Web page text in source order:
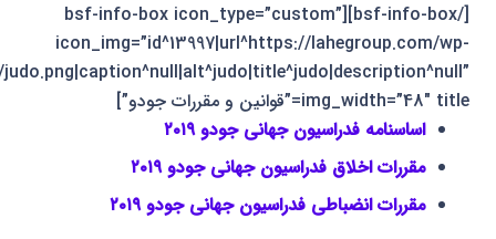
[/bsf-info-box][bsf-info-box icon_type=”custom”
icon_img=”id^13997|url^https://lahegroup.com/wp-
judo.png|caption^null|alt^judo|title^judo|description^null”
img_width=”48″ title=”قوانین و مقررات جودو”]
اساسنامه فدراسیون جهانی جودو ۲۰۱۹
مقررات اخلاق فدراسیون جهانی جودو ۲۰۱۹
مقررات انضباطی فدراسیون جهانی جودو ۲۰۱۹